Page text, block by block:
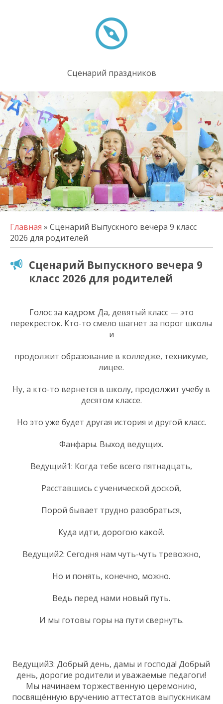
Сценарий праздников
Главная » Сценарий Выпускного вечера 9 класс
2026 для родителей
Сценарий Выпускного вечера 9
класс 2026 для родителей
Голос за кадром: Да, девятый класс — это
перекресток. Кто-то смело шагнет за порог школы
и
продолжит образование в колледже, техникуме,
лицее.
Ну, а кто-то вернется в школу, продолжит учебу в
десятом классе.
Но это уже будет другая история и другой класс.
Фанфары. Выход ведущих.
Ведущий1: Когда тебе всего пятнадцать,
Расставшись с ученической доской,
Порой бывает трудно разобраться,
Куда идти, дорогою какой.
Ведущий2: Сегодня нам чуть-чуть тревожно,
Но и понять, конечно, можно.
Ведь перед нами новый путь.
И мы готовы горы на пути свернуть.
Ведущий3: Добрый день, дамы и господа! Добрый
день, дорогие родители и уважаемые педагоги!
Мы начинаем торжественную церемонию,
посвящённую вручению аттестатов выпускникам